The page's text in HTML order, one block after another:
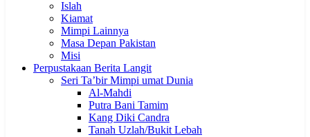
Islah
Kiamat
Mimpi Lainnya
Masa Depan Pakistan
Misi
Perpustakaan Berita Langit
Seri Ta’bir Mimpi umat Dunia
Al-Mahdi
Putra Bani Tamim
Kang Diki Candra
Tanah Uzlah/Bukit Lebah